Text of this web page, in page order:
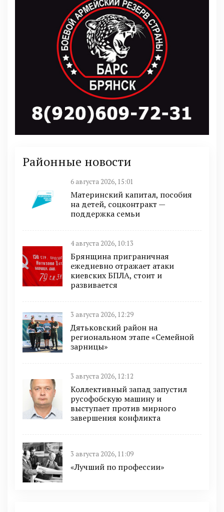
Районные новости
6 августа 2026, 15:01
Материнский капитал, пособия
на детей, соцконтракт —
поддержка семьи
4 августа 2026, 10:13
Брянщина приграничная
ежедневно отражает атаки
киевских БПЛА, стоит и
развивается
3 августа 2026, 12:29
Дятьковский район на
региональном этапе «Семейной
зарницы»
3 августа 2026, 12:12
Коллективный запад запустил
русофобскую машину и
выступает против мирного
завершения конфликта
3 августа 2026, 11:09
«Лучший по профессии»